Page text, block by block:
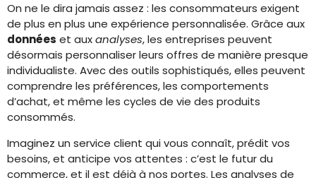
On ne le dira jamais assez : les consommateurs exigent
de plus en plus une expérience personnalisée. Grâce aux
données et auxanalyses, les entreprises peuvent
désormais personnaliser leurs offres de manière presque
individualiste. Avec des outils sophistiqués, elles peuvent
comprendre les préférences, les comportements
d’achat, et même les cycles de vie des produits
consommés.
Imaginez un service client qui vous connaît, prédit vos
besoins, et anticipe vos attentes : c’est le futur du
commerce, et il est déjà à nos portes. Les analyses de